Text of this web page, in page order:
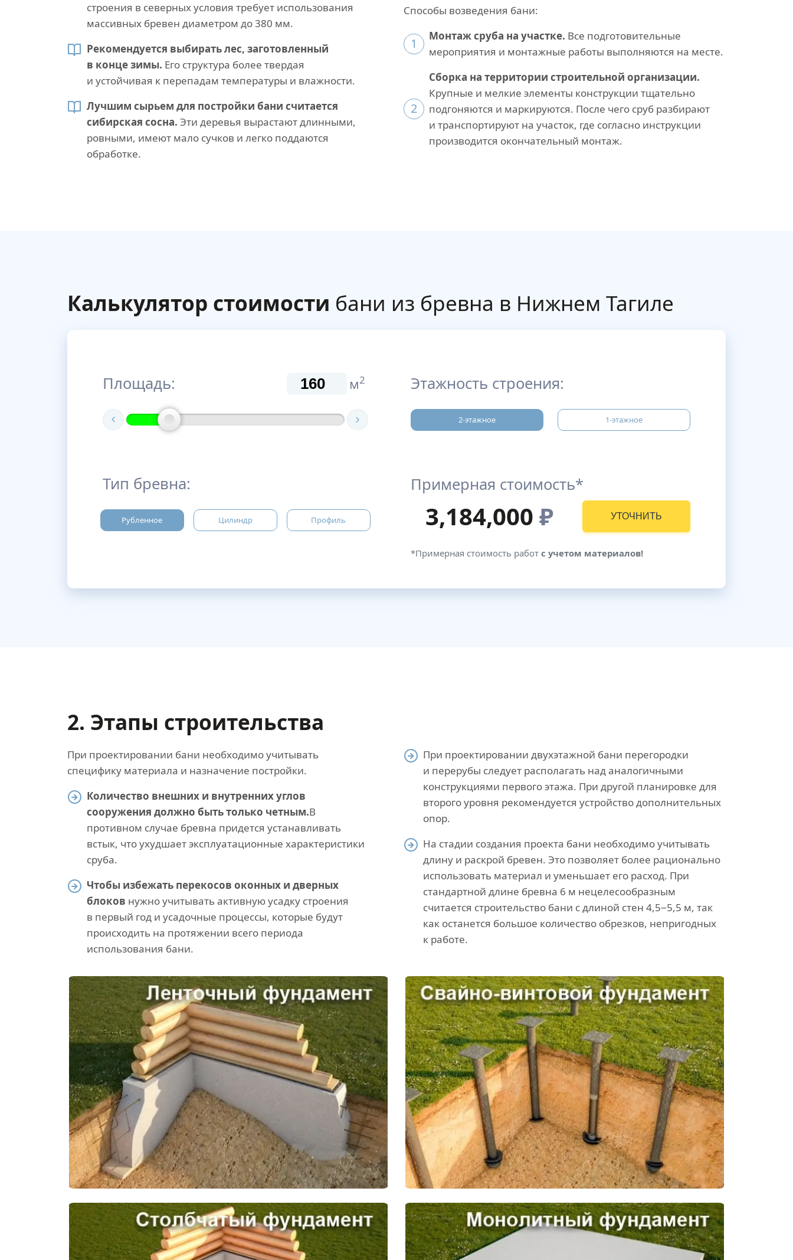
строения в северных условия требует использования
массивных бревен диаметром до 380 мм.
Рекомендуется выбирать лес, заготовленный
в конце зимы. Его структура более твердая
и устойчивая к перепадам температуры и влажности.
Лучшим сырьем для постройки бани считается
сибирская сосна. Эти деревья вырастают длинными,
ровными, имеют мало сучков и легко поддаются
обработке.
Способы возведения бани:
1 Монтаж сруба на участке. Все подготовительные
мероприятия и монтажные работы выполняются на месте.
2
Сборка на территории строительной организации.
Крупные и мелкие элементы конструкции тщательно
подгоняются и маркируются. После чего сруб разбирают
и транспортируют на участок, где согласно инструкции
производится окончательный монтаж.
Калькулятор стоимости бани из бревна в Нижнем Тагиле
Площадь: м2
Тип бревна:
Рубленное Цилиндр Профиль
Этажность строения:
2-этажное 1-этажное
Примерная стоимость*
3,184,000 ₽ УТОЧНИТЬ
*Примерная стоимость работ с учетом материалов!
2. Этапы строительства
При проектировании бани необходимо учитывать
специфику материала и назначение постройки.
Количество внешних и внутренних углов
сооружения должно быть только четным.В
противном случае бревна придется устанавливать
встык, что ухудшает эксплуатационные характеристики
сруба.
Чтобы избежать перекосов оконных и дверных
блоков нужно учитывать активную усадку строения
в первый год и усадочные процессы, которые будут
происходить на протяжении всего периода
использования бани.
При проектировании двухэтажной бани перегородки
и перерубы следует располагать над аналогичными
конструкциями первого этажа. При другой планировке для
второго уровня рекомендуется устройство дополнительных
опор.
На стадии создания проекта бани необходимо учитывать
длину и раскрой бревен. Это позволяет более рационально
использовать материал и уменьшает его расход. При
стандартной длине бревна 6 м нецелесообразным
считается строительство бани с длиной стен 4,5−5,5 м, так
как останется большое количество обрезков, непригодных
к работе.